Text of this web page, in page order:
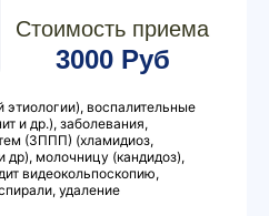
Стоимость приема
3000 Руб
этиологии), воспалительные
и др.), заболевания,
(ЗППП) (хламидиоз,
др), молочницу (кандидоз),
видеокольпоскопию,
удаление